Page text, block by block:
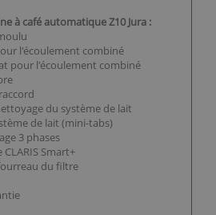
à café automatique Z10 Jura :
l'écoulement combiné
pour l'écoulement combiné
du système de lait
de lait (mini-tabs)
3 phases
Smart+
du filtre